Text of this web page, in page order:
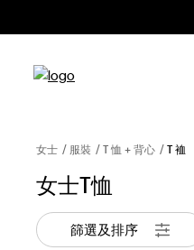
女士 服裝 T 恤 + 背心 T 裇
女士T恤
篩選及排序